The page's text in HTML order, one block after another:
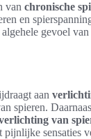
van chronische
en
gevoel
aan
spieren.
van
pijnlijke sensaties